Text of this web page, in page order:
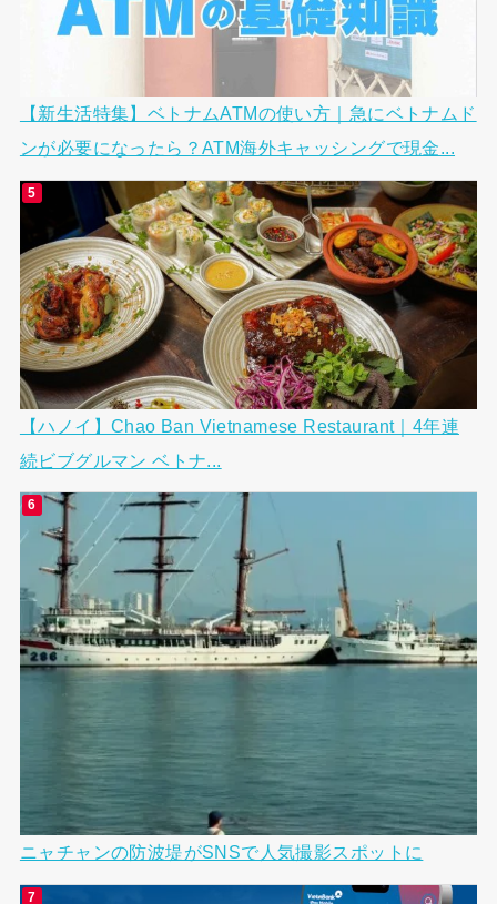
【新生活特集】ベトナムATMの使い方｜急にベトナムド
ンが必要になったら？ATM海外キャッシングで現金...
【ハノイ】Chao Ban Vietnamese Restaurant｜4年連
続ビブグルマン ベトナ...
ニャチャンの防波堤がSNSで人気撮影スポットに